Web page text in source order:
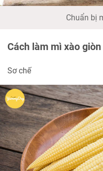
Chuẩn bị
Cách làm mì xào
Sơ chế